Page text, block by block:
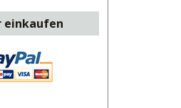
einkaufen